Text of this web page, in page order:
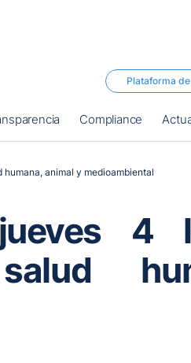
Plataforma
Compliance
animal y medioambiental
4